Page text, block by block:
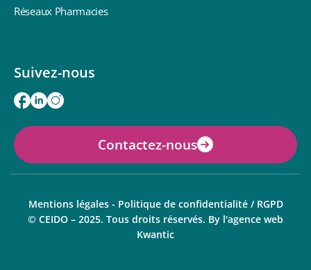
Réseaux Pharmacies
Suivez-nous
Contactez-nous
Mentions légales - Politique de confidentialité / RGPD
© CEIDO – 2025. Tous droits réservés. By l'agence web
Kwantic